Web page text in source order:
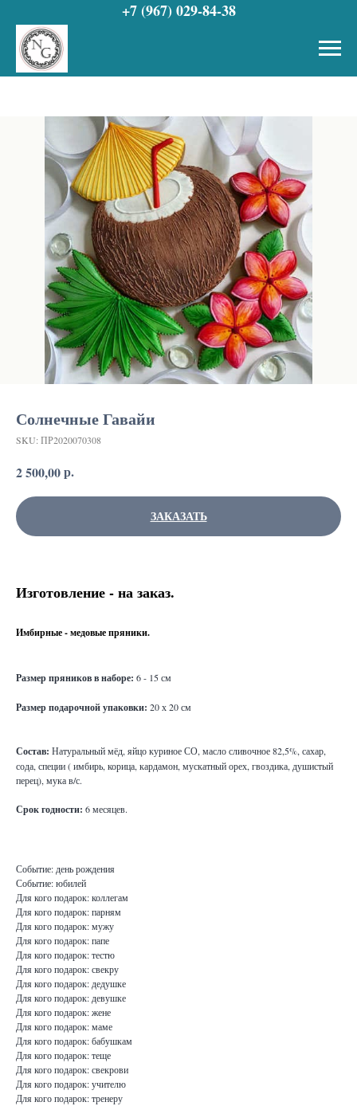
+7 (967) 029-84-38
Солнечные Гавайи
SKU: ПР2020070308
2 500,00р.
ЗАКАЗАТЬ
Изготовление - на заказ.
Имбирные - медовые пряники.
Размер пряников в наборе: 6 - 15 см
Размер подарочной упаковки: 20 х 20 см
Состав: Натуральный мёд, яйцо куриное СО, масло сливочное 82,5%, сахар,
сода, специи ( имбирь, корица, кардамон, мускатный орех, гвоздика, душистый
перец), мука в/с.
Срок годности: 6 месяцев.
Событие: день рождения
Событие: юбилей
Для кого подарок: коллегам
Для кого подарок: парням
Для кого подарок: мужу
Для кого подарок: папе
Для кого подарок: тестю
Для кого подарок: свекру
Для кого подарок: дедушке
Для кого подарок: девушке
Для кого подарок: жене
Для кого подарок: маме
Для кого подарок: бабушкам
Для кого подарок: теще
Для кого подарок: свекрови
Для кого подарок: учителю
Для кого подарок: тренеру